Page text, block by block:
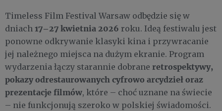
Timeless Film Festival Warsaw odbędzie się w
dniach 17–27 kwietnia 2026 roku. Ideą festiwalu jest
ponowne odkrywanie klasyki kina i przywracanie
jej należnego miejsca na dużym ekranie. Program
wydarzenia łączy starannie dobrane retrospektywy,
pokazy odrestaurowanych cyfrowo arcydzieł oraz
prezentacje filmów, które – choć uznane na świecie
– nie funkcjonują szeroko w polskiej świadomości.